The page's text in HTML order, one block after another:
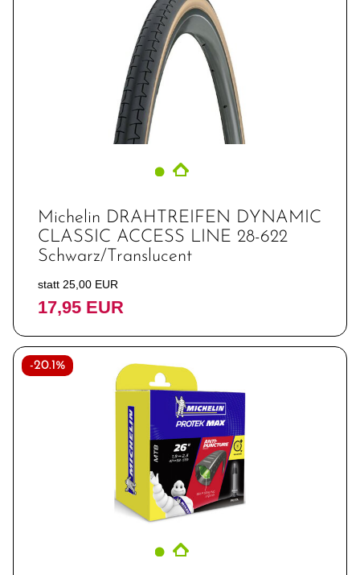
Michelin DRAHTREIFEN DYNAMIC
CLASSIC ACCESS LINE 28-622
Schwarz/Translucent
statt 25,00 EUR
17,95 EUR
-20.1%